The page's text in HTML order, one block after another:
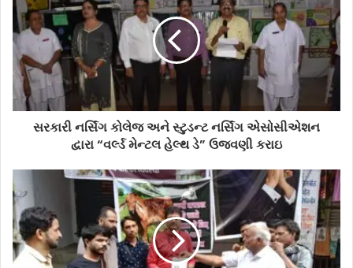
સરકારી નર્સિંગ કોલેજ અને સ્ટુડન્ટ નર્સિંગ એસોસીએશન
દ્વારા “વર્લ્ડ મેન્ટલ હેલ્થ ડે” ઉજવણી કરાઇ